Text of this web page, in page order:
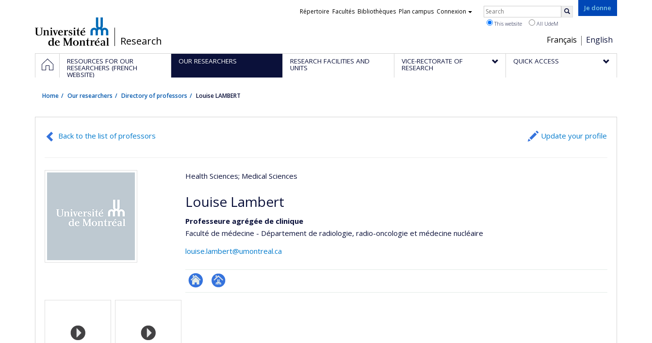
/Research
Je donne
Choix
de
la
Français English
Liens
Répertoire Facultés Bibliothèques Plan campus Connexion Rechercher
This website All UdeM
Navigation
principale
HOMERESOURCES FOR OUR
RESEARCHERS (FRENCH
WEBSITE)
OUR RESEARCHERS RESEARCH FACILITIES AND
UNITS
VICE-RECTORATE OF
RESEARCH
QUICK ACCESS
Home Our researchers Directory of professors Louise LAMBERT
Back to the list of professors Update your profile
Health Sciences; Medical Sciences
Louise Lambert
Professeure agrégée de clinique
Faculté de médecine - Département de radiologie, radio-oncologie et médecine nucléaire
louise.lambert@umontreal.ca
ResearchGate
Page
Media